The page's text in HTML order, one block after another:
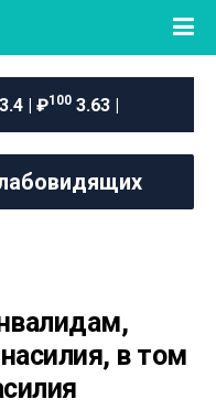
| ₽1003.63 |
в том